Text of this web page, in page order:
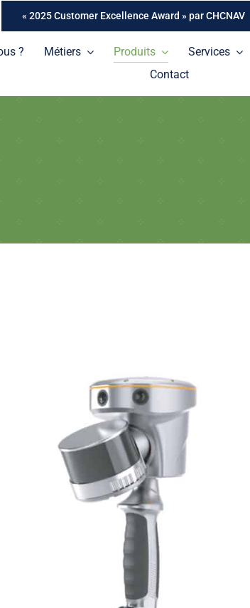
« 2025 Customer Excellence Award » par CHCNAV
? Métiers Produits
indispensables lasers
Services
Contact